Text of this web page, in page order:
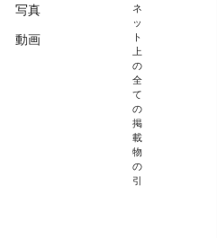
写真
動画
ネ
ッ
ト
上
の
全
て
の
掲
載
物
の
引